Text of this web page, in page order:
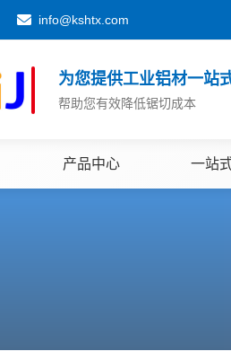
info@kshtx.com
为您提供工业铝材一站
帮助您有效降低锯切成本
产品中心 一站